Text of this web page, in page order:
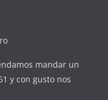
mandar un
y con gusto nos